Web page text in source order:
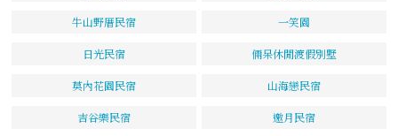
牛山野厝民宿 一笑園
日光民宿 倆呆休閒渡假別墅
莫內花園民宿 山海戀民宿
吉谷樂民宿 邀月民宿